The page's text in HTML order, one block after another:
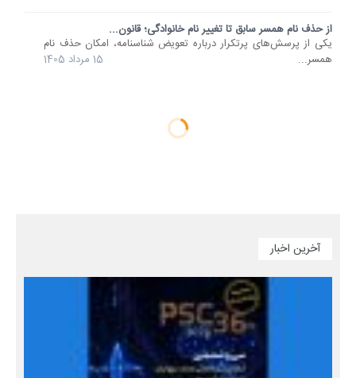
از حذف نام همسر سابق تا تغییر نام خانوادگی؛ قانون...
یکی از پرسش‌های پرتکرار درباره تعویض شناسنامه، امکان حذف نام
همسر...
15 مرداد 1405
آخرین اخبار